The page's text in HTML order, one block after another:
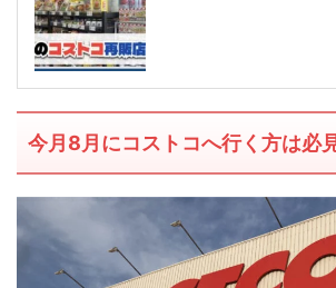
今月8月にコストコへ行く方は必